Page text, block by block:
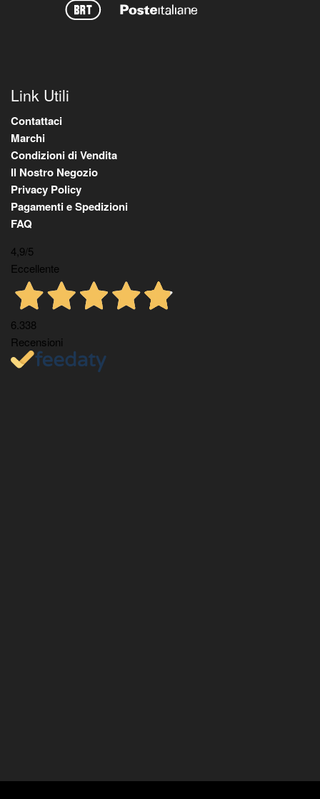
Link Utili
Contattaci
Marchi
Condizioni di Vendita
Il Nostro Negozio
Privacy Policy
Pagamenti e Spedizioni
FAQ
4,9/5
Eccellente
6.338
Recensioni